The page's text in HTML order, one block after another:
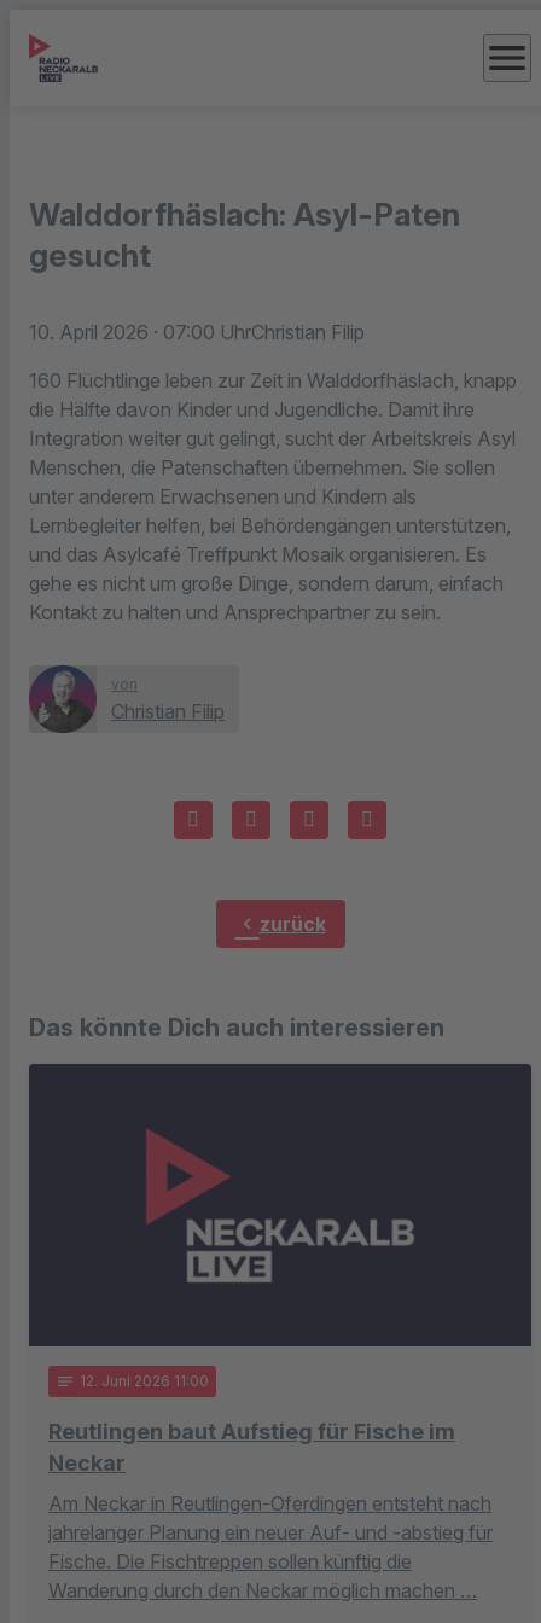
menu
Walddorfhäslach: Asyl-Paten
gesucht
10. April 2026 · 07:00 UhrChristian Filip
160 Flüchtlinge leben zur Zeit in Walddorfhäslach, knapp
die Hälfte davon Kinder und Jugendliche. Damit ihre
Integration weiter gut gelingt, sucht der Arbeitskreis Asyl
Menschen, die Patenschaften übernehmen. Sie sollen
unter anderem Erwachsenen und Kindern als
Lernbegleiter helfen, bei Behördengängen unterstützen,
und das Asylcafé Treffpunkt Mosaik organisieren. Es
gehe es nicht um große Dinge, sondern darum, einfach
Kontakt zu halten und Ansprechpartner zu sein.
von
Christian Filip
chevron_left zurück
Das könnte Dich auch interessieren
notes 12. Juni 2026 11:00
Reutlingen baut Aufstieg für Fische im
Neckar
Am Neckar in Reutlingen-Oferdingen entsteht nach
jahrelanger Planung ein neuer Auf- und -abstieg für
Fische. Die Fischtreppen sollen künftig die
Wanderung durch den Neckar möglich machen …